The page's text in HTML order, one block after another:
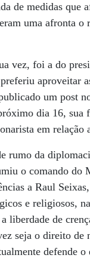
de medidas
uma afronta
vez, foi a do
aproveitar
um post
dia 16,
em relação
rumo da
o comando do
a Raul
e religiosos,
liberdade de
seja o direito de
defende